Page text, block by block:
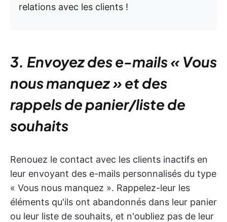
relations avec les clients !
3. Envoyez des e-mails « Vous
nous manquez » et des
rappels de panier/liste de
souhaits
Renouez le contact avec les clients inactifs en
leur envoyant des e-mails personnalisés du type
« Vous nous manquez ». Rappelez-leur les
éléments qu'ils ont abandonnés dans leur panier
ou leur liste de souhaits, et n'oubliez pas de leur